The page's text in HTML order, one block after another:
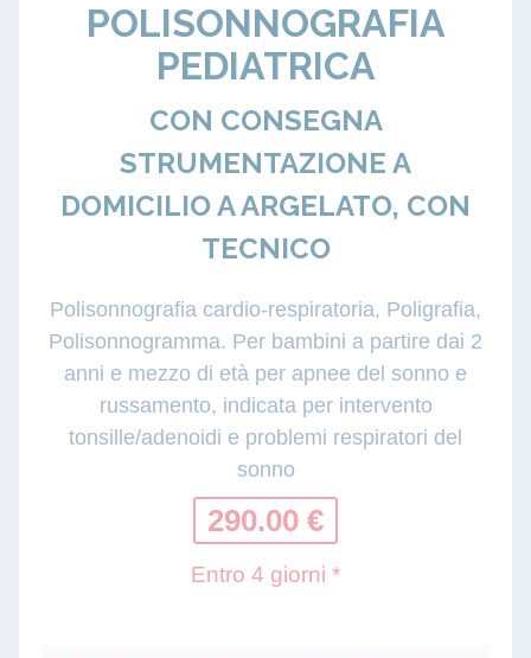
POLISONNOGRAFIA
PEDIATRICA
CON CONSEGNA
STRUMENTAZIONE A
DOMICILIO A ARGELATO, CON
TECNICO
Polisonnografia cardio-respiratoria, Poligrafia,
Polisonnogramma. Per bambini a partire dai 2
anni e mezzo di età per apnee del sonno e
russamento, indicata per intervento
tonsille/adenoidi e problemi respiratori del
sonno
290.00 €
Entro 4 giorni *